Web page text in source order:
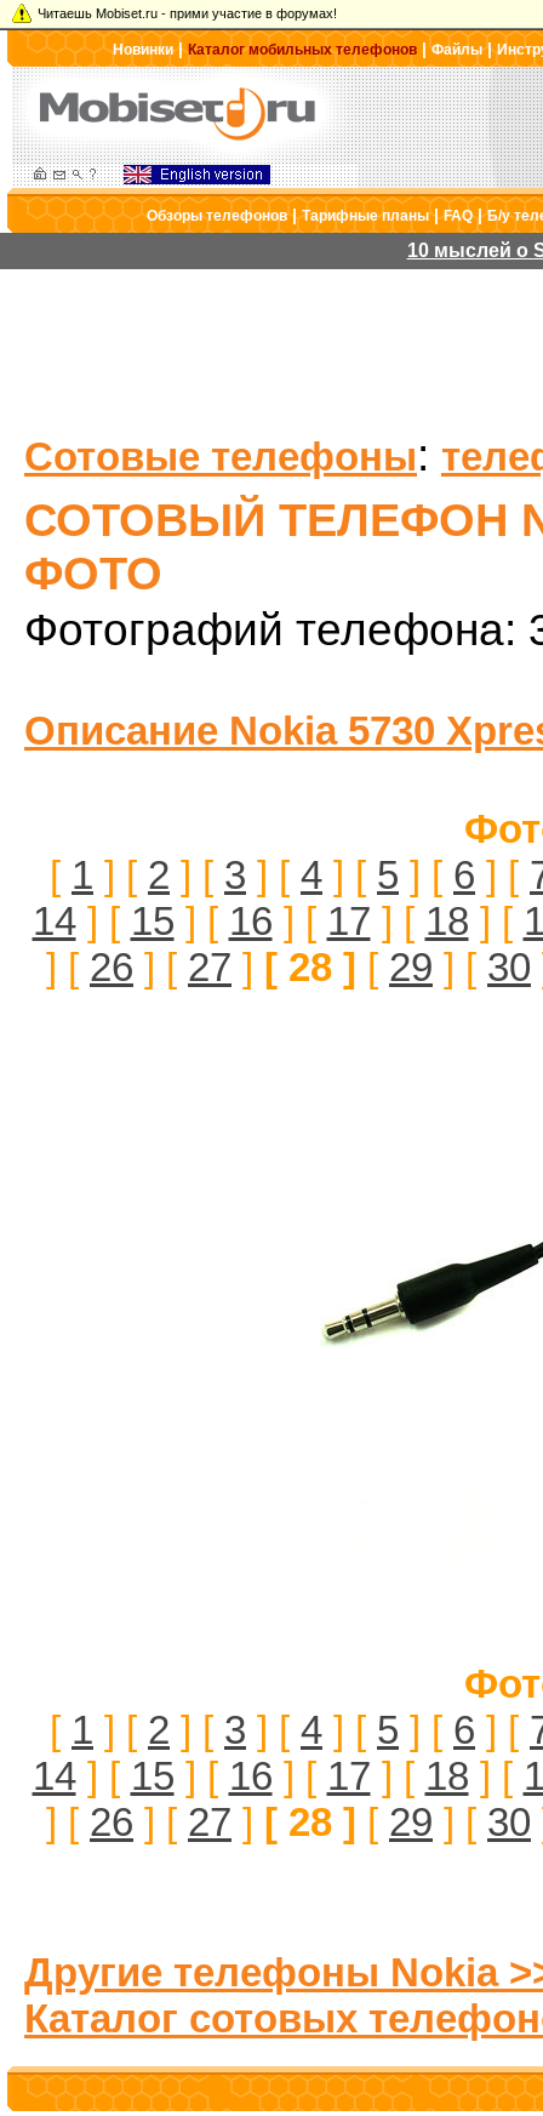
Читаешь Mobiset.ru - прими участие в форумах!
Новинки|Каталог мобильных телефонов |Файлы|
Обзоры телефонов|Тарифные планы|FAQ|Б/у
10 мыслей о
Сотовые телефоны:
СОТОВЫЙ ТЕЛЕФОН
ФОТО
Фотографий телефона:
Описание Nokia 5730
[ 1 ] [ 2 ] [ 3 ] [ 4 ] [ 5 ] [ 6 ] [
14] [ 15 ] [ 16 ] [ 17 ] [ 18 ] [
] [ 26 ] [ 27 ] [ 28 ] [ 29 ] [ 30
[ 1 ] [ 2 ] [ 3 ] [ 4 ] [ 5 ] [ 6 ] [
14] [ 15 ] [ 16 ] [ 17 ] [ 18 ] [
] [ 26 ] [ 27 ] [ 28 ] [ 29 ] [ 30
Другие телефоны Nokia
Каталог сотовых